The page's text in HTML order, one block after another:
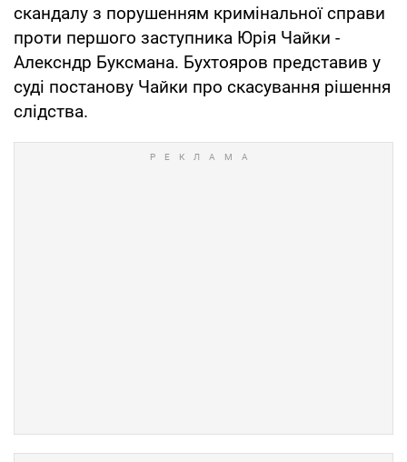
скандалу з порушенням кримінальної справи
проти першого заступника Юрія Чайки -
Алексндр Буксмана. Бухтояров представив у
суді постанову Чайки про скасування рішення
слідства.